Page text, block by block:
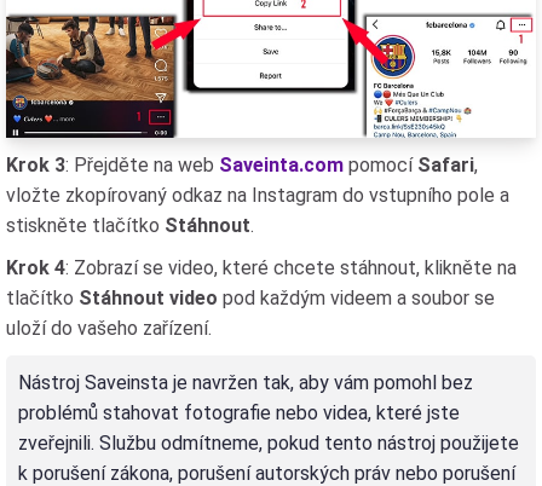
Krok 3: Přejděte na web Saveinta.com pomocí Safari,
vložte zkopírovaný odkaz na Instagram do vstupního pole a
stiskněte tlačítko Stáhnout.
Krok 4: Zobrazí se video, které chcete stáhnout, klikněte na
tlačítko Stáhnout video pod každým videem a soubor se
uloží do vašeho zařízení.
Nástroj Saveinsta je navržen tak, aby vám pomohl bez
problémů stahovat fotografie nebo videa, které jste
zveřejnili. Službu odmítneme, pokud tento nástroj použijete
k porušení zákona, porušení autorských práv nebo porušení